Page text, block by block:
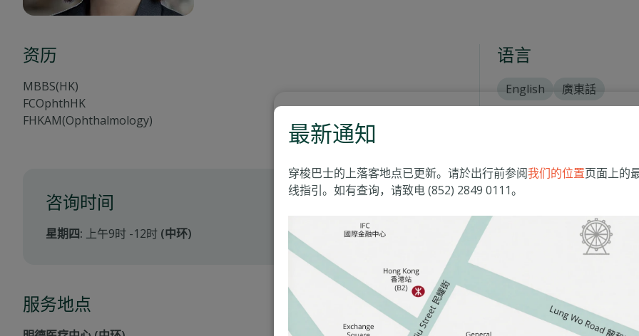
资历
MBBS(HK)
FCOphthHK
FHKAM(Ophthalmology)
语言
English 廣東話
咨询时间
星期四: 上午9时 -12时 (中环)
服务地点
最新通知
穿梭巴士的上落客地点已更新。请於出行前参阅我们的位置页面上的
线指引。如有查询，请致电 (852) 2849 0111。